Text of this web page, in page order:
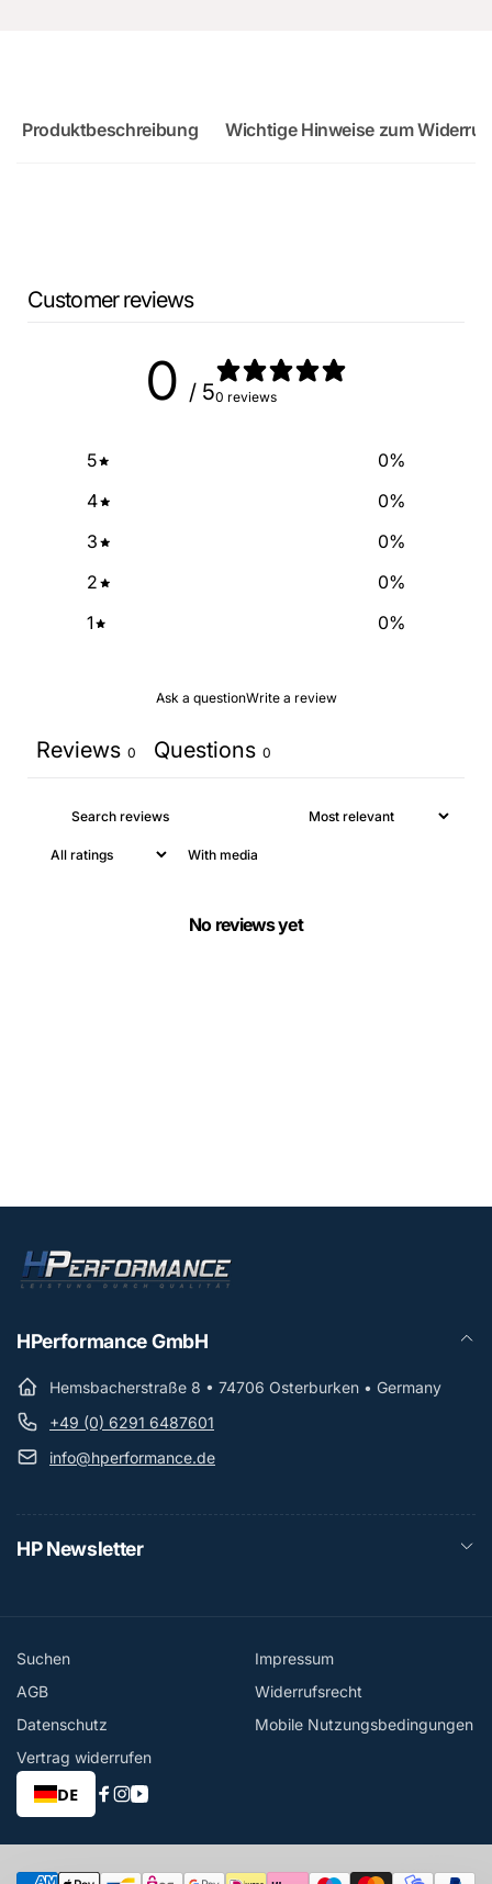
Produktbeschreibung Wichtige Hinweise zum
Customer reviews
0 / 50 reviews
5 0%
4
0%
3
0%
2
0%
1
0%
Ask a questionWrite a review
Reviews 0 Questions 0
With media
No reviews yet
HPerformance GmbH
Hemsbacherstraße 8 • 74706 Osterburken • Germany
+49 (0) 6291 6487601
info@hperformance.de
HP Newsletter
Suchen
Impressum
AGB
Widerrufsrecht
Datenschutz
Mobile Nutzungsbedingungen
Vertrag widerrufen
DE
Facebook
Instagram
YouTube